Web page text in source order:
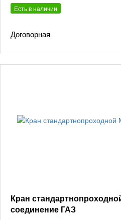
Есть в наличии
Договорная
Кран
соединение ГАЗ